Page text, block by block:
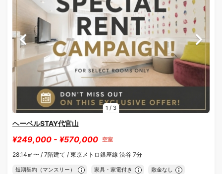
1 / 3
ヘーベルSTAY代官山
¥249,000 - ¥570,000 空室
28.14㎡〜 / 7階建て / 東京メトロ銀座線 渋谷 7分
短期契約（マンスリー） 家具・家電付き 敷金なし